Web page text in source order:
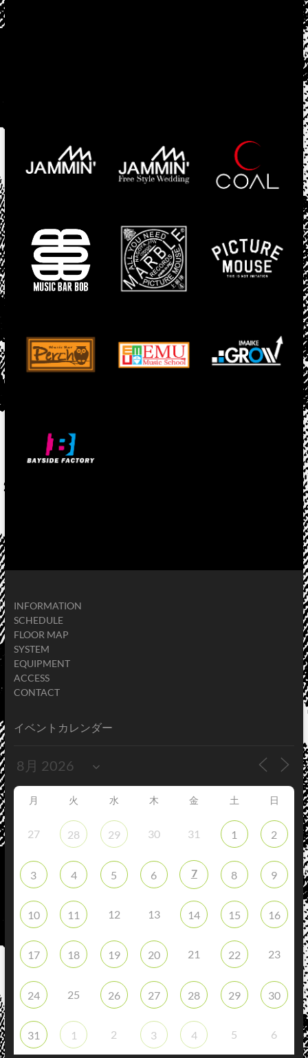
INFORMATION
SCHEDULE
FLOOR MAP
SYSTEM
EQUIPMENT
ACCESS
CONTACT
イベントカレンダー
月 火 水 木 金 土 日
27 28 29 30 31 1 2
3 4 5 6 7 8 9
10 11 12 13 14 15 16
17 18 19 20 21 22 23
24 25 26 27 28 29 30
31 1 2 3 4 5 6